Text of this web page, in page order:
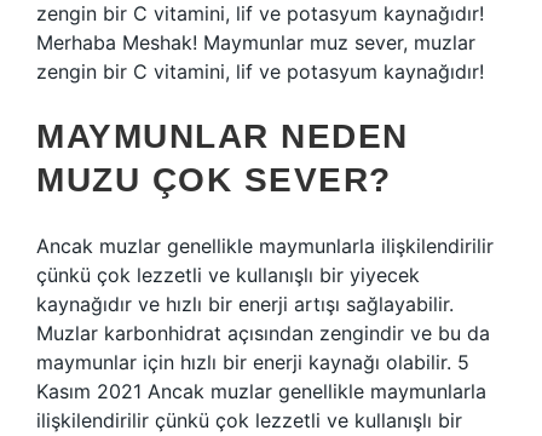
zengin bir C vitamini, lif ve potasyum kaynağıdır!
Merhaba Meshak! Maymunlar muz sever, muzlar
zengin bir C vitamini, lif ve potasyum kaynağıdır!
MAYMUNLAR NEDEN
MUZU ÇOK SEVER?
Ancak muzlar genellikle maymunlarla ilişkilendirilir
çünkü çok lezzetli ve kullanışlı bir yiyecek
kaynağıdır ve hızlı bir enerji artışı sağlayabilir.
Muzlar karbonhidrat açısından zengindir ve bu da
maymunlar için hızlı bir enerji kaynağı olabilir. 5
Kasım 2021 Ancak muzlar genellikle maymunlarla
ilişkilendirilir çünkü çok lezzetli ve kullanışlı bir